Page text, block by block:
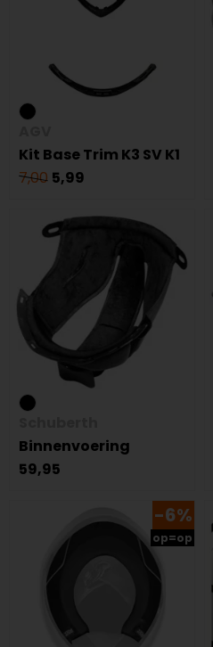
Kit Base Trim K3 SV K1
7,00 5,99
Binnenvoering
59,95
-6%
op=op